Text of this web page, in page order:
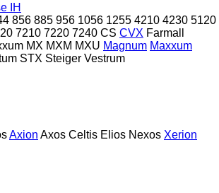
IH
856 885 956 1056 1255 4210 4230 5120
7210 7220 7240 CS CVX Farmall
MX MXM MXU Magnum Maxxum
STX Steiger Vestrum
Axion Axos Celtis Elios Nexos Xerion